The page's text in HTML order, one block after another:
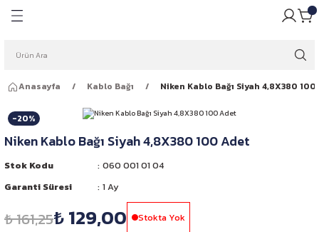
Ampulleri
Ampulleri
Ampulleri
Anasayfa Kablo Bağı Niken Kablo Bağı Siyah 4,8X380
-20%
Niken Kablo Bağı Siyah 4,8X380 100 Adet
Stok Kodu
060 001 01 04
Garanti Süresi
1 Ay
₺ 161,25₺ 129,00 Stokta Yok